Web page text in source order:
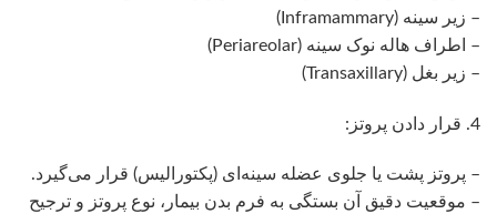
– زیر سینه (Inframammary)
– اطراف هاله نوک سینه (Periareolar)
– زیر بغل (Transaxillary)
4. قرار دادن پروتز:
– پروتز پشت یا جلوی عضله سینه‌ای (پکتورالیس) قرار می‌گیرد.
– موقعیت دقیق آن بستگی به فرم بدن بیمار، نوع پروتز و ترجیح